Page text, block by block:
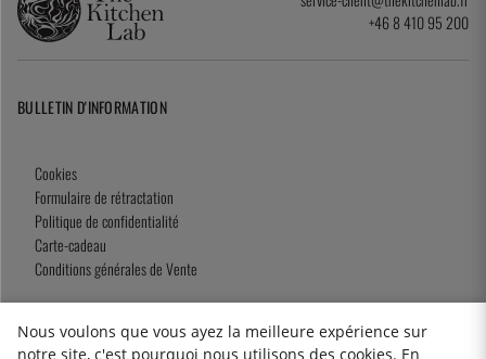
+46 8 410 95 200
BULLETIN D'INFORMATION
Cookies
Formulaire de rétractation
Politique de confidentialité
Carte-cadeau
Conditions générales de Vente
Nous voulons que vous ayez la meilleure expérience sur
notre site, c'est pourquoi nous utilisons des cookies. En